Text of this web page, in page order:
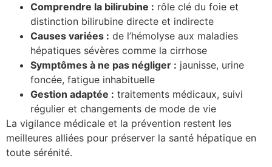
Comprendre la bilirubine : rôle clé du foie et
distinction bilirubine directe et indirecte
Causes variées : de l’hémolyse aux maladies
hépatiques sévères comme la cirrhose
Symptômes à ne pas négliger : jaunisse, urine
foncée, fatigue inhabituelle
Gestion adaptée : traitements médicaux, suivi
régulier et changements de mode de vie
La vigilance médicale et la prévention restent les
meilleures alliées pour préserver la santé hépatique en
toute sérénité.